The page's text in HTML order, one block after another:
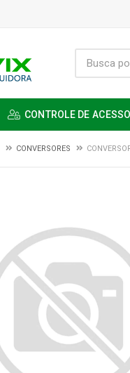
CONTROLE DE ACESSO
CONVERSORES